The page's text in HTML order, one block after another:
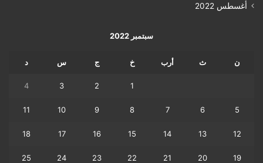
أغسطس 2022
سبتمبر 2022
ن ث أرب خ ج س د
1
2
3
4
5
6
7
8
9
10
11
12
13
14
15
16
17
18
19
20
21
22
23
24
25